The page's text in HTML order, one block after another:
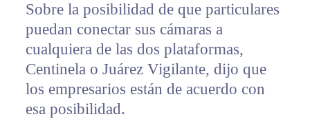
Sobre la posibilidad de que particulares
puedan conectar sus cámaras a
cualquiera de las dos plataformas,
Centinela o Juárez Vigilante, dijo que
los empresarios están de acuerdo con
esa posibilidad.